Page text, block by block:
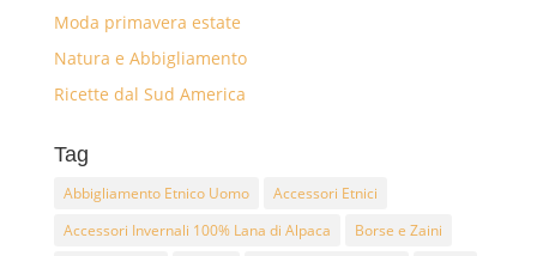
Moda primavera estate
Natura e Abbigliamento
Ricette dal Sud America
Tag
Abbigliamento Etnico Uomo
Accessori Etnici
Accessori Invernali 100% Lana di Alpaca
Borse e Zaini